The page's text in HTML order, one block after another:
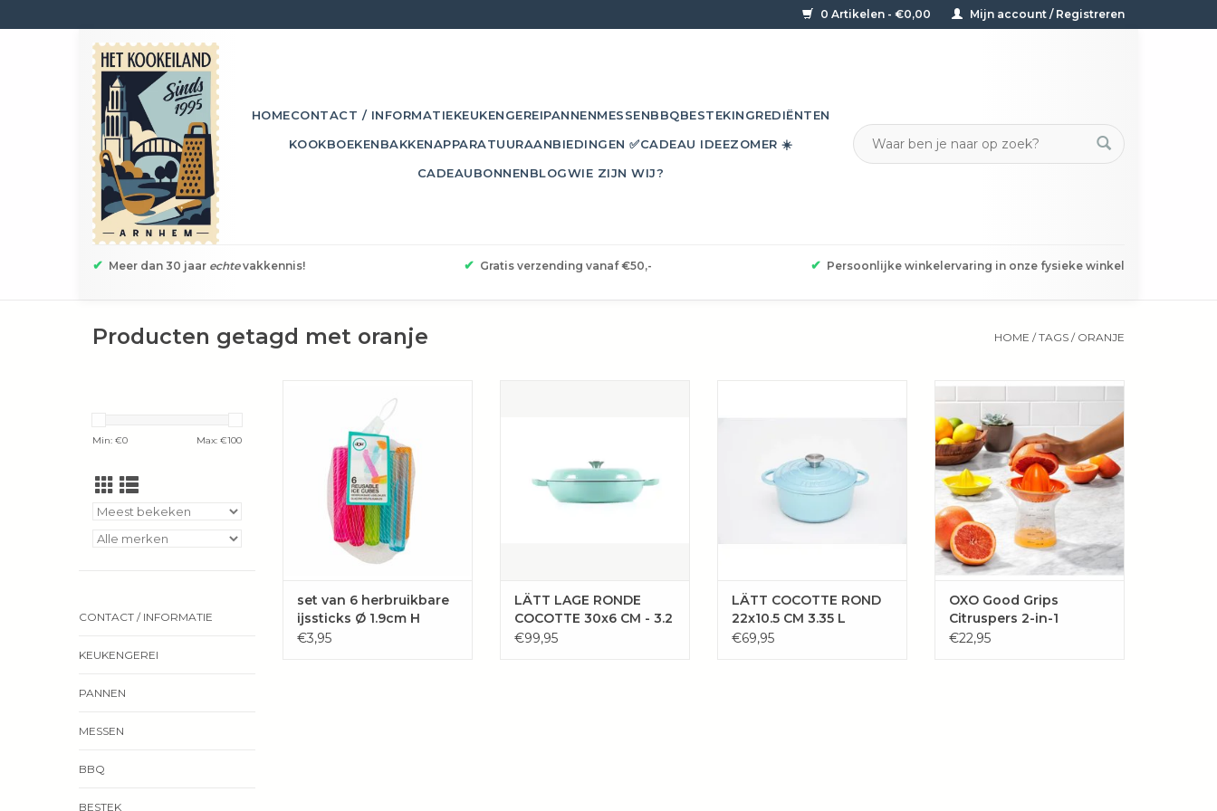
0 Artikelen - €0,00 Mijn account / Registreren
HOMECONTACT / INFORMATIEKEUKENGEREIPANNENMESSENBBQBESTEKINGREDIËNTEN
KOOKBOEKENBAKKENAPPARATUURAANBIEDINGEN ✅CADEAU IDEEZOMER ☀️
CADEAUBONNENBLOGWIE ZIJN WIJ?
✔ Meer dan 30 jaar echtevakkennis! ✔ Gratis verzending vanaf €50,- ✔ Persoonlijke winkelervaring in onze fysieke winkel
Producten getagd met oranje HOME /TAGS / ORANJE
Min: €0 Max: €100
CONTACT / INFORMATIE
KEUKENGEREI
PANNEN
MESSEN
BBQ
BESTEK
TOEVOEGEN AAN
WINKELWAGEN
set van 6 herbruikbare
ijssticks Ø 1.9cm H
11.9cm
€3,95
WINKELWAGEN
LÄTT LAGE RONDE
COCOTTE 30x6 CM - 3.2
L
€99,95
de jaren heen een glanzend en
nieuw uiterlijk.
WINKELWAGEN
LÄTT COCOTTE ROND
22x10.5 CM 3.35 L
€69,95
Of je nu citroenen wilt persen
voor een cocktail of sinaasappels
voor vers sap, deze 2-in-1
citruspers van OXO Good Grips
kan het allemaal.
TOEVOEGEN AAN
WINKELWAGEN
OXO Good Grips
Citruspers 2-in-1
€22,95